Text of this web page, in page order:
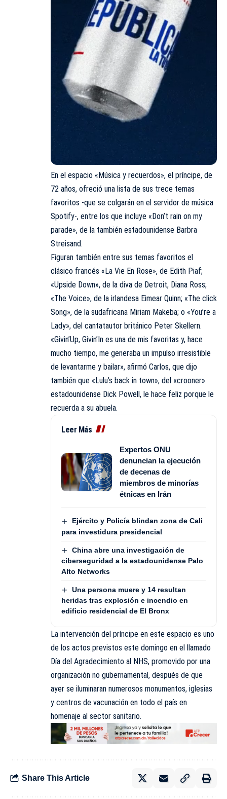
En el espacio «Música y recuerdos», el príncipe, de
72 años, ofreció una lista de sus trece temas
favoritos -que se colgarán en el servidor de música
Spotify-, entre los que incluye «Don’t rain on my
parade», de la también estadounidense Barbra
Streisand.
Figuran también entre sus temas favoritos el
clásico francés «La Vie En Rose», de Edith Piaf;
«Upside Down», de la diva de Detroit, Diana Ross;
«The Voice», de la irlandesa Eimear Quinn; «The click
Song», de la sudafricana Miriam Makeba; o «You’re a
Lady», del cantatautor británico Peter Skellern.
«Givin’Up, Givin’In es una de mis favoritas y, hace
mucho tiempo, me generaba un impulso irresistible
de levantarme y bailar», afirmó Carlos, que dijo
también que «Lulu’s back in town», del «crooner»
estadounidense Dick Powell, le hace feliz porque le
recuerda a su abuela.
Leer Más
Expertos ONU
denuncian la ejecución
de decenas de
miembros de minorías
étnicas en Irán
Ejército y Policía blindan zona de Cali
para investidura presidencial
China abre una investigación de
ciberseguridad a la estadounidense Palo
Alto Networks
Una persona muere y 14 resultan
heridas tras explosión e incendio en
edificio residencial de El Bronx
La intervención del príncipe en este espacio es uno
de los actos previstos este domingo en el llamado
Día del Agradecimiento al NHS, promovido por una
organización no gubernamental, después de que
ayer se iluminaran numerosos monumentos, iglesias
y centros de vacunación en todo el país en
homenaje al sector sanitario.
Share This Article